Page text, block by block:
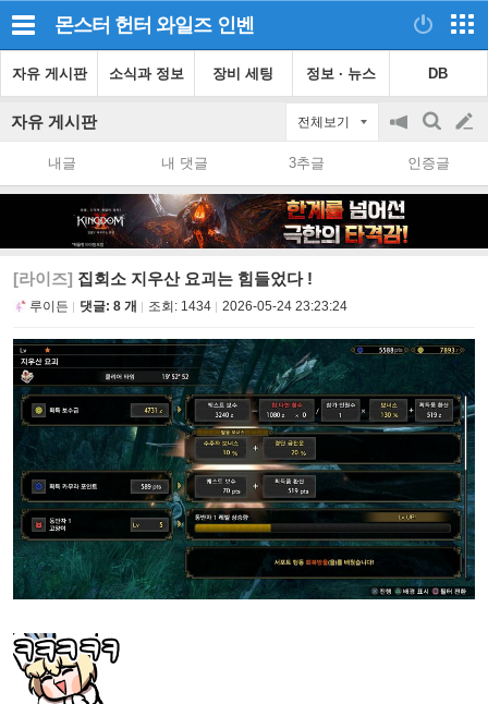
몬스터 헌터 와일즈 인벤
자유 게시판 소식과 정보 장비 세팅 정보 · 뉴스 DB
자유 게시판 전체보기
공
on/off
검
색
글
쓰
내글 내 댓글 3추글 인증글
[라이즈] 집회소 지우산 요괴는 힘들었다 !
루이든 댓글: 8 개 조회: 1434 2026-05-24 23:23:24